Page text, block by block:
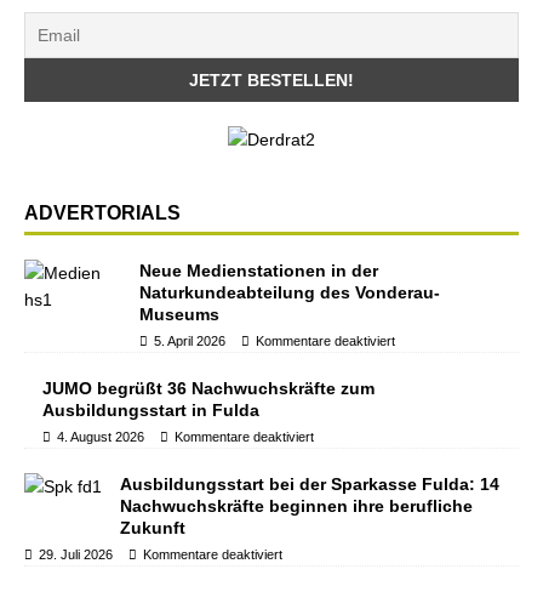
ADVERTORIALS
Neue Medienstationen in der
Naturkundeabteilung des Vonderau-
Museums
5. April 2026 Kommentare deaktiviert
JUMO begrüßt 36 Nachwuchskräfte zum
Ausbildungsstart in Fulda
4. August 2026 Kommentare deaktiviert
Ausbildungsstart bei der Sparkasse Fulda: 14
Nachwuchskräfte beginnen ihre berufliche
Zukunft
29. Juli 2026 Kommentare deaktiviert